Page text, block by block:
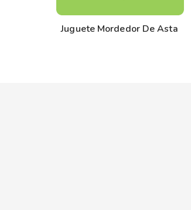
Juguete Mordedor De Asta